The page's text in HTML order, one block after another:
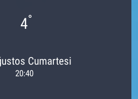
4°
Cumartesi
20:40